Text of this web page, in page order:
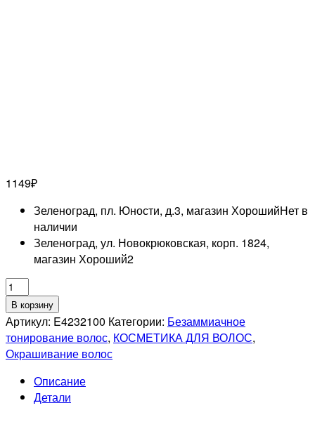
1149₽
Зеленоград, пл. Юности, д.3, магазин ХорошийНет в
наличии
Зеленоград, ул. Новокрюковская, корп. 1824,
магазин Хороший2
Количество
товара
MATRIX
PROFESSIONAL
10N
SYNC
PRE-
В корзину
Артикул: E4232100 Категории: Безаммиачное
тонирование волос, КОСМЕТИКА ДЛЯ ВОЛОС,
Окрашивание волос
Описание
Детали